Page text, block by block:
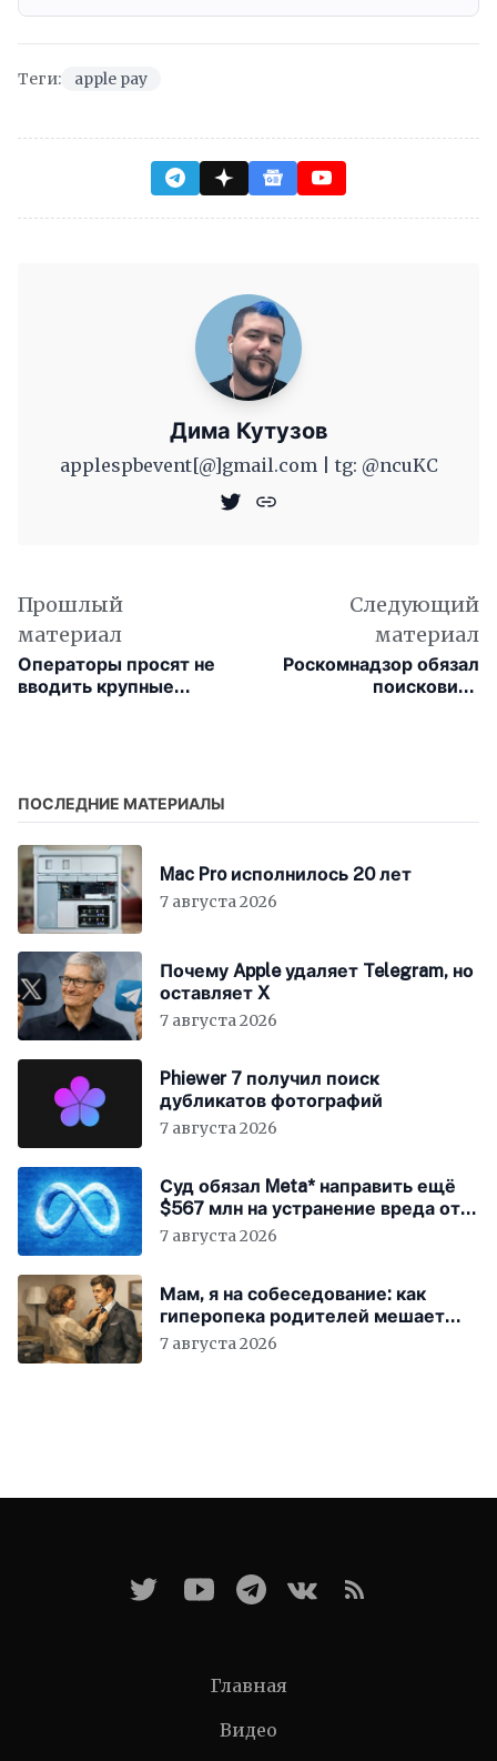
Теги: apple pay
Дима Кутузов
applespbevent[@]gmail.com | tg: @ncuKC
Прошлый
материал
Операторы просят не
вводить крупные
Следующий
материал
Роскомнадзор обязал
поисковики
ПОСЛЕДНИЕ МАТЕРИАЛЫ
Mac Pro исполнилось 20 лет
7 августа 2026
Почему Apple удаляет Telegram, но
оставляет X
7 августа 2026
Phiewer 7 получил поиск
дубликатов фотографий
7 августа 2026
Суд обязал Meta* направить ещё
$567 млн на устранение вреда от
соцсетей
7 августа 2026
Мам, я на собеседование: как
гиперопека родителей мешает
«зумерам» устроиться в компанию
7 августа 2026
Главная
Видео